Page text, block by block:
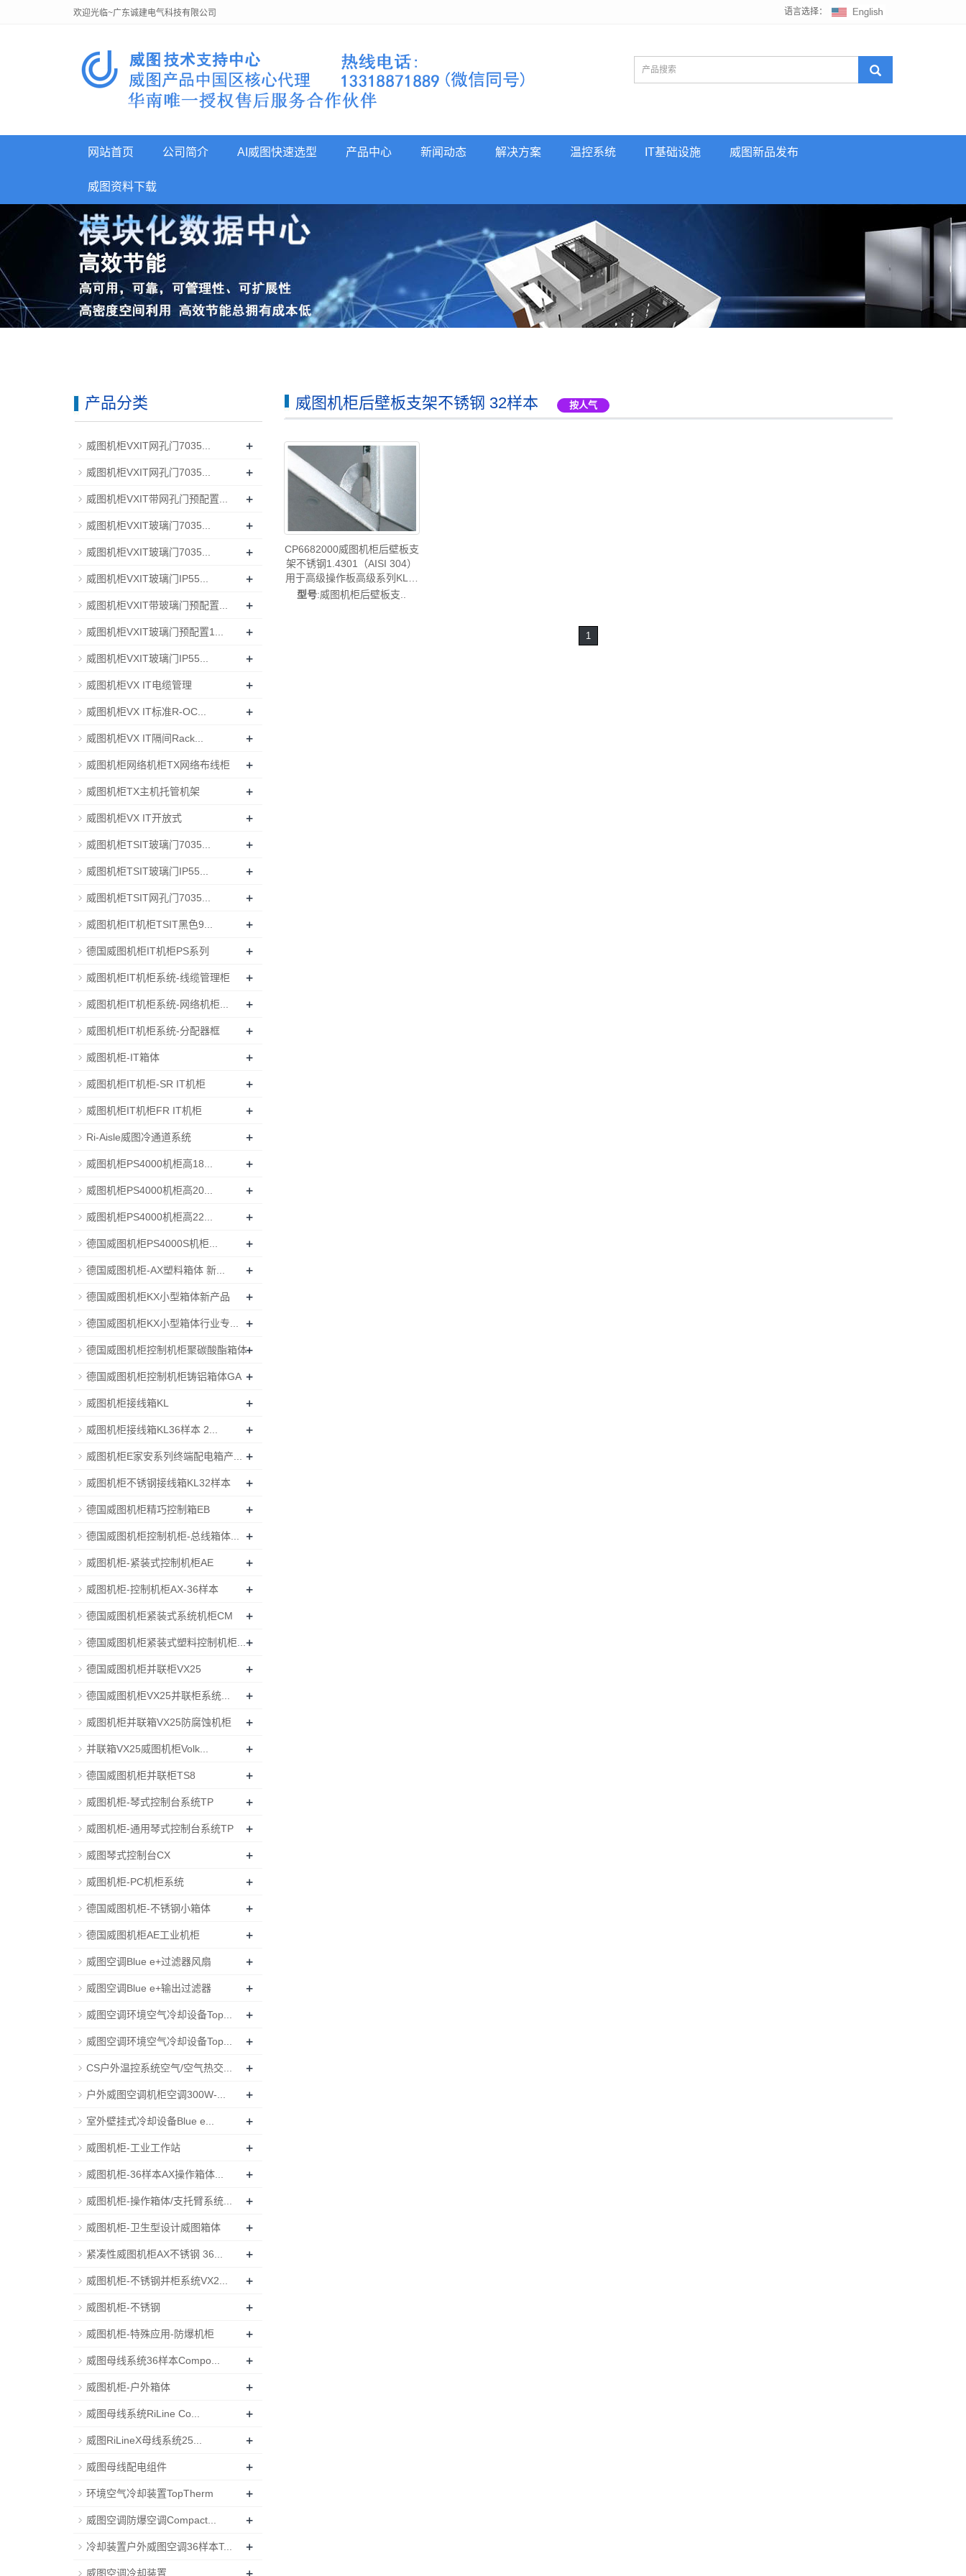
欢迎光临~广东诚建电气科技有限公司 语言选择：
网站首页 公司简介 AI威图快速选型 产品中心 新闻动态 解决方案 温控系统 IT基础设施 威图新品发布
威图资料下载
威图机柜后壁板支架不锈钢 32样本 按人气
CP6682000威图机柜后壁板支
架不锈钢1.4301（AISI 304）
用于高级操作板高级系列KL接
线箱-已停产-32样本-威图空调
型号:威图机柜后壁板支..
1
产品分类
威图机柜VXIT网孔门7035... +
威图机柜VXIT网孔门7035... +
威图机柜VXIT带网孔门预配置... +
威图机柜VXIT玻璃门7035... +
威图机柜VXIT玻璃门7035... +
威图机柜VXIT玻璃门IP55... +
威图机柜VXIT带玻璃门预配置... +
威图机柜VXIT玻璃门预配置1... +
威图机柜VXIT玻璃门IP55... +
威图机柜VX IT电缆管理 +
威图机柜VX IT标准R-OC... +
威图机柜VX IT隔间Rack... +
威图机柜网络机柜TX网络布线柜 +
威图机柜TX主机托管机架 +
威图机柜VX IT开放式 +
威图机柜TSIT玻璃门7035... +
威图机柜TSIT玻璃门IP55... +
威图机柜TSIT网孔门7035... +
威图机柜IT机柜TSIT黑色9... +
德国威图机柜IT机柜PS系列 +
威图机柜IT机柜系统-线缆管理柜 +
威图机柜IT机柜系统-网络机柜... +
威图机柜IT机柜系统-分配器框 +
威图机柜-IT箱体 +
威图机柜IT机柜-SR IT机柜 +
威图机柜IT机柜FR IT机柜 +
Ri-Aisle威图冷通道系统 +
威图机柜PS4000机柜高18... +
威图机柜PS4000机柜高20... +
威图机柜PS4000机柜高22... +
德国威图机柜PS4000S机柜... +
德国威图机柜-AX塑料箱体 新... +
德国威图机柜KX小型箱体新产品 +
德国威图机柜KX小型箱体行业专... +
德国威图机柜控制机柜聚碳酸酯箱体+
德国威图机柜控制机柜铸铝箱体GA +
威图机柜接线箱KL +
威图机柜接线箱KL36样本 2... +
威图机柜E家安系列终端配电箱产... +
威图机柜不锈钢接线箱KL32样本 +
德国威图机柜精巧控制箱EB +
德国威图机柜控制机柜-总线箱体... +
威图机柜-紧装式控制机柜AE +
威图机柜-控制机柜AX-36样本 +
德国威图机柜紧装式系统机柜CM +
德国威图机柜紧装式塑料控制机柜... +
德国威图机柜并联柜VX25 +
德国威图机柜VX25并联柜系统... +
威图机柜并联箱VX25防腐蚀机柜 +
并联箱VX25威图机柜Volk... +
德国威图机柜并联柜TS8 +
威图机柜-琴式控制台系统TP +
威图机柜-通用琴式控制台系统TP +
威图琴式控制台CX +
威图机柜-PC机柜系统 +
德国威图机柜-不锈钢小箱体 +
德国威图机柜AE工业机柜 +
威图空调Blue e+过滤器风扇 +
威图空调Blue e+输出过滤器 +
威图空调环境空气冷却设备Top... +
威图空调环境空气冷却设备Top... +
CS户外温控系统空气/空气热交... +
户外威图空调机柜空调300W-... +
室外壁挂式冷却设备Blue e... +
威图机柜-工业工作站 +
威图机柜-36样本AX操作箱体... +
威图机柜-操作箱体/支托臂系统... +
威图机柜-卫生型设计威图箱体 +
紧凑性威图机柜AX不锈钢 36... +
威图机柜-不锈钢并柜系统VX2... +
威图机柜-不锈钢 +
威图机柜-特殊应用-防爆机柜 +
威图母线系统36样本Compo... +
威图机柜-户外箱体 +
威图母线系统RiLine Co... +
威图RiLineX母线系统25... +
威图母线配电组件 +
环境空气冷却装置TopTherm +
威图空调防爆空调Compact... +
冷却装置户外威图空调36样本T... +
威图空调冷却装置